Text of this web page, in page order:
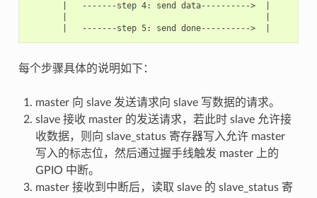
       |   -------step 4: send data---------->  |
每个步骤具体的说明如下：
master 向 slave 发送请求向 slave 写数据的请求。
slave 接收 master 的发送请求，若此时 slave 允许接
收数据，则向 slave_status 寄存器写入允许 master
写入的标志位，然后通过握手线触发 master 上的
GPIO 中断。
master 接收到中断后，读取 slave 的 slave_status 寄